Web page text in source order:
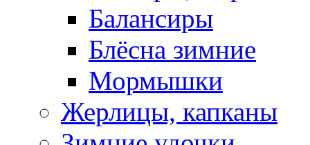
Балансиры
Блёсна зимние
Мормышки
Жерлицы, капканы